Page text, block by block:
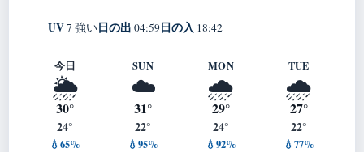
UV7 強い日の出 04:59日の入 18:42
今日
🌦️
30°
24°
💧65%
SUN
☁️
31°
22°
💧95%
MON
🌧️
29°
24°
💧92%
TUE
🌧️
27°
22°
💧77%